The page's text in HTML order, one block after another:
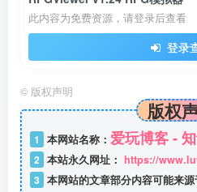
此内容为免费资源，请登录后查看
登录
© 版权声明
版权
1 本网站名称： 爱玩博客 -
2 本站永久网址： https://
3 本网站的文章部分内容可能来